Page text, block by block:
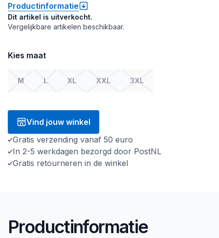
Productinformatie
Dit artikel is uitverkocht.
Vergelijkbare artikelen beschikbaar.
Kies maat
M L XL XXL 3XL
Vind jouw winkel
Gratis verzending vanaf 50 euro
In 2-5 werkdagen bezorgd door PostNL
Gratis retourneren in de winkel
Productinformatie